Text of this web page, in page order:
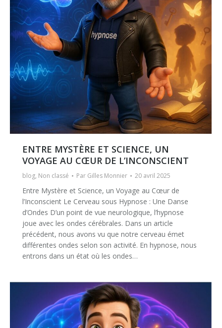
ENTRE MYSTÈRE ET SCIENCE, UN
VOYAGE AU CŒUR DE L’INCONSCIENT
blog, Non classé Par Gilles Monnier 20 avril 2025
Entre Mystère et Science, un Voyage au Cœur de
l’Inconscient Le Cerveau sous Hypnose : Une Danse
d’Ondes D’un point de vue neurologique, l’hypnose
joue avec les ondes cérébrales. Dans un article
précédent, nous avons vu que notre cerveau émet
différentes ondes selon son activité. En hypnose, nous
entrons dans un état où les ondes…